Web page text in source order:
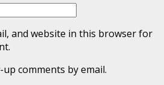
and website in this browser for
comments by email.